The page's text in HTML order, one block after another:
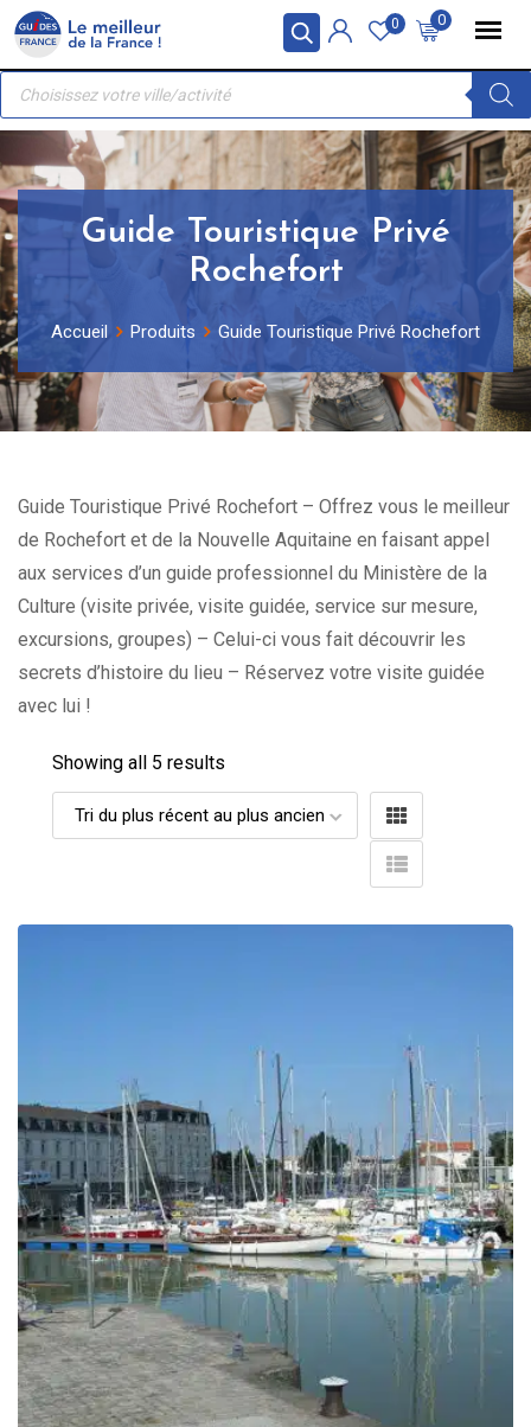
Panneau de gestion des cookies
Skip
content
0
0
Recherche
produits
Guide Touristique Privé
Rochefort
Accueil Produits Guide Touristique Privé Rochefort
Guide Touristique Privé Rochefort – Offrez vous le meilleur
de Rochefort et de la Nouvelle Aquitaine en faisant appel
aux services d’un guide professionnel du Ministère de la
Culture (visite privée, visite guidée, service sur mesure,
excursions, groupes) – Celui-ci vous fait découvrir les
secrets d’histoire du lieu – Réservez votre visite guidée
avec lui !
Showing all 5 results